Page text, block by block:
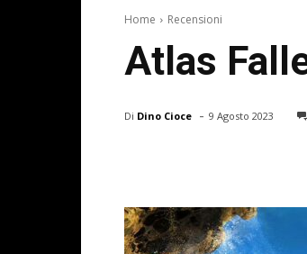
Home Recensioni
Atlas
Di Dino Cioce - 9 Agosto 2023